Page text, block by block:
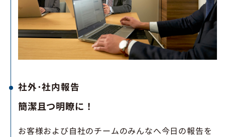
社外･社内報告
簡潔且つ明瞭に！
お客様および自社のチームのみんなへ今日の報告を